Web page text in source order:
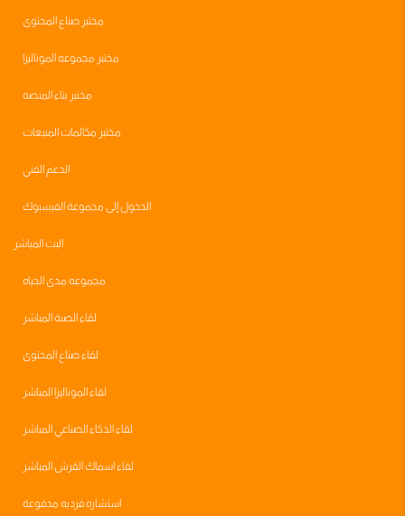
مختبر صناع المحتوى
مختبر مجموعه الموناليزا
مختبر بناء المنصه
مختبر مكالمات المبيعات
الدعم الفني
الدخول إلى مجموعة الفيسبوك
البث المباشر
مجموعه مدى الحياه
لقاء الصبة المباشر
لقاء صناع المحتوى
لقاء الموناليزا المباشر
لقاء الذكاء الصناعي المباشر
لقاء اسماك القرش المباشر
استشاره فرديه مدفوعة